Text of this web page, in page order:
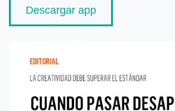
Descargar app